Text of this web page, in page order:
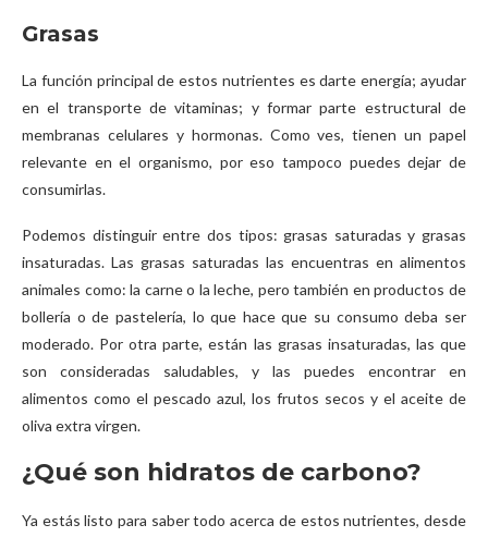
Grasas
La función principal de estos nutrientes es darte energía; ayudar
en el transporte de vitaminas; y formar parte estructural de
membranas celulares y hormonas. Como ves, tienen un papel
relevante en el organismo, por eso tampoco puedes dejar de
consumirlas.
Podemos distinguir entre dos tipos: grasas saturadas y grasas
insaturadas. Las grasas saturadas las encuentras en alimentos
animales como: la carne o la leche, pero también en productos de
bollería o de pastelería, lo que hace que su consumo deba ser
moderado. Por otra parte, están las grasas insaturadas, las que
son consideradas saludables, y las puedes encontrar en
alimentos como el pescado azul, los frutos secos y el aceite de
oliva extra virgen.
¿Qué son hidratos de carbono?
Ya estás listo para saber todo acerca de estos nutrientes, desde